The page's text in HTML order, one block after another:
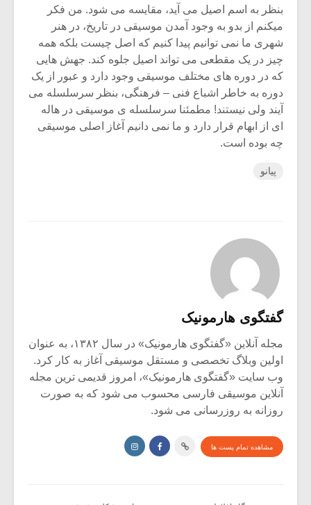
بنظر به اسم اصیل می آید، مقایسه می شود. من فکر
میکنم از بدو به وجود آمدن موسیقی در تاریخ، در هنر
شهری ما نمی توانیم پیدا کنیم که اصل چیست بلکه همه
چیز در یک مقطعی می تواند اصیل جلوه کند. جهش هایی
که در دوره های مختلف موسیقی وجود دارد و عبور از یک
دوره به خاطر اشباع فنی – فرهنگی، بنظر سرسلسله می
آیند ولی نیستند! مطمئنا سرسلسله ی موسیقی در هاله
ای از ابهام قرار دارد و ما نمی دانیم آغاز اصلی موسیقی
چه بوده است.
پیانو
گفتگوی هارمونیک
مجله آنلاین «گفتگوی هارمونیک» در سال ۱۳۸۲، به عنوان
اولین وبلاگ تخصصی و مستقل موسیقی آغاز به کار کرد.
وب سایت «گفتگوی هارمونیک»، امروز قدیمی ترین مجله
آنلاین موسیقی فارسی محسوب می شود که به صورت
روزانه به روزرسانی می شود.
مشاهده تمام پست ها